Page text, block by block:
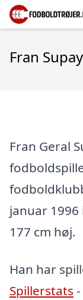
Fran
Fran Geral
januar 1996
177 cm høj.
Han har
Spillerstats -